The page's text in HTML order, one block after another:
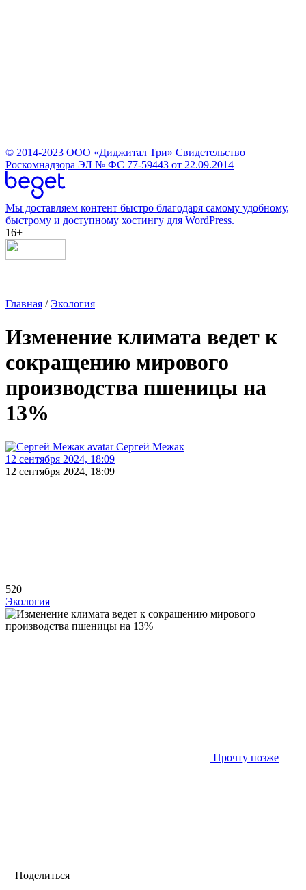
© 2014-2023 ООО «Диджитал Три» Свидетельство
Роскомнадзора ЭЛ № ФС 77-59443 от 22.09.2014
Мы доставляем контент быстро благодаря самому удобному,
быстрому и доступному хостингу для WordPress.
16+
Главная /Экология
Изменение климата ведет к
сокращению мирового
производства пшеницы на
13%
Сергей Межак
12 сентября 2024, 18:09
12 сентября 2024, 18:09
520
Экология
Прочту позже
Поделиться